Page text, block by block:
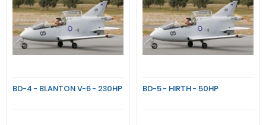
BD-4 - BLANTON V-6 - 230HP BD-5 - HIRTH - 50HP